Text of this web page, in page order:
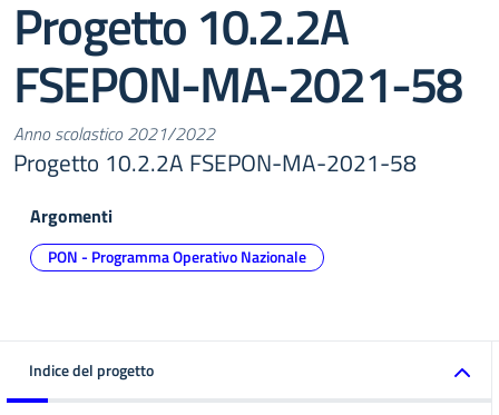
Progetto 10.2.2A
FSEPON-MA-2021-58
Anno scolastico 2021/2022
Progetto 10.2.2A FSEPON-MA-2021-58
Argomenti
PON - Programma Operativo Nazionale
Indice del progetto